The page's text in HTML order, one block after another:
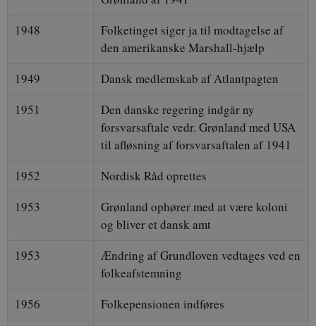
1948
Folketinget siger ja til modtagelse af
den amerikanske Marshall-hjælp
1949
Dansk medlemskab af Atlantpagten
1951
Den danske regering indgår ny
forsvarsaftale vedr. Grønland med USA
til afløsning af forsvarsaftalen af 1941
1952
Nordisk Råd oprettes
1953
Grønland ophører med at være koloni
og bliver et dansk amt
1953
Ændring af Grundloven vedtages ved en
folkeafstemning
1956
Folkepensionen indføres